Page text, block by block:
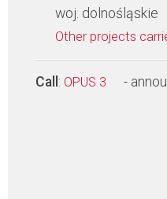
woj. dolnośląskie
Other projects
Call : OPUS 3 -